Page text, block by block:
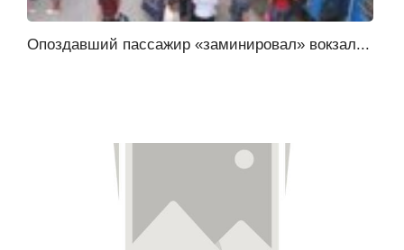
Опоздавший пассажир «заминировал» вокзал...